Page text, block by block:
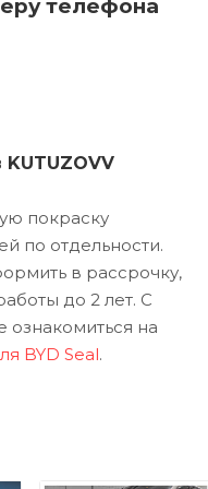
телефона
KUTUZOVV
покраску
по отдельности.
в рассрочку,
до 2 лет. С
ознакомиться на
BYD Seal.